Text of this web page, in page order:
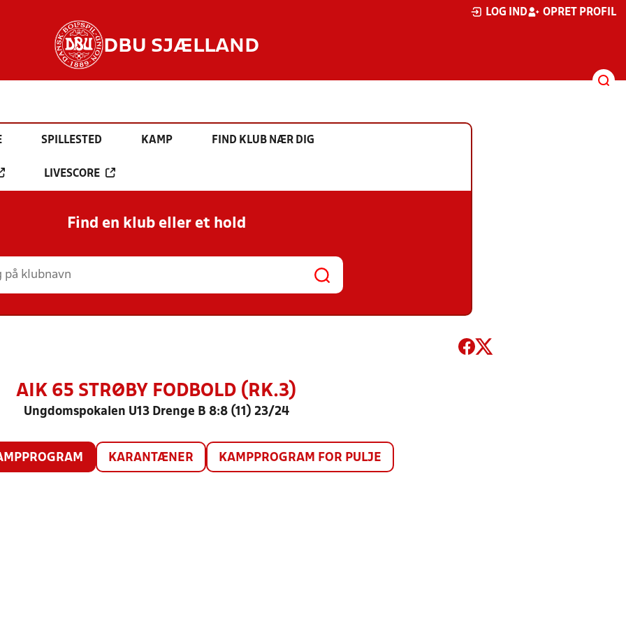
LOG IND OPRET PROFIL
DBU SJÆLLAND
SPILLESTED KAMP FIND KLUB NÆR DIG
LIVESCORE
Find en klub eller et hold
AIK 65 STRØBY FODBOLD (RK.3)
Ungdomspokalen U13 Drenge B 8:8 (11) 23/24
KARANTÆNER KAMPPROGRAM FOR PULJE